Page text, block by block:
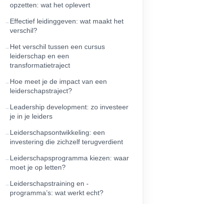
opzetten: wat het oplevert
Effectief leidinggeven: wat maakt het
verschil?
Het verschil tussen een cursus
leiderschap en een
transformatietraject
Hoe meet je de impact van een
leiderschapstraject?
Leadership development: zo investeer
je in je leiders
Leiderschapsontwikkeling: een
investering die zichzelf terugverdient
Leiderschapsprogramma kiezen: waar
moet je op letten?
Leiderschapstraining en -
programma’s: wat werkt echt?